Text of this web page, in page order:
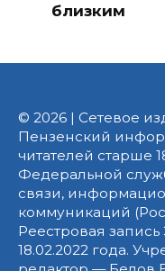
близким
© 2026 | Сетевое
Пензенский
читателей старше
Федеральной
связи,
коммуникаций
Реестровая
18.02.2022 года.